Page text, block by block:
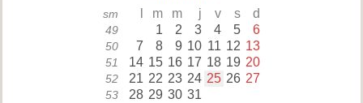
sm m m j v s d
49 1 2 3 4 5 6
50 7 8 9 10 11 12 13
51 14 15 16 17 18 19 20
52 21 22 23 24 25 26 27
53 28 29 30 31